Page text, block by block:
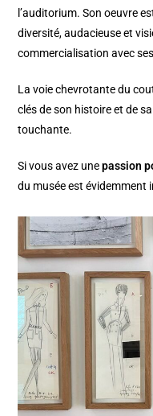
l’auditorium. Son oeuvre
diversité, audacieuse et
commercialisation avec
La voie chevrotante du
clés de son histoire et de
touchante.
Si vous avez unepassion
du musée est évidemment